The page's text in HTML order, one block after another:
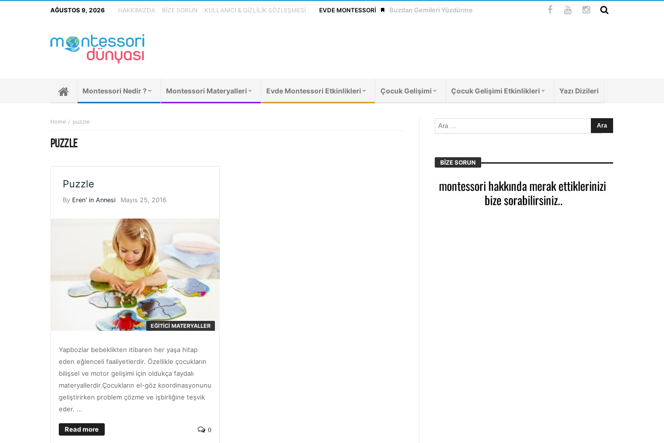
AĞUSTOS 9, 2026 HAKKIMIZDA BIZE SORUN KULLANICI & GIZLILIK SÖZLEŞMESI EVDE MONTESSORI Buzdan Gemileri Yüzdürme
Montessori Nedir ? Montessori Materyalleri Evde Montessori Etkinlikleri Çocuk Gelişimi Çocuk Gelişimi Etkinlikleri Yazı Dizileri
Home puzzle
PUZZLE
Puzzle
By Eren' in Annesi Mayıs 25, 2016
EĞITICI MATERYALLER
Yapbozlar bebeklikten itibaren her yaşa hitap
eden eğlenceli faaliyetlerdir. Özellikle çocukların
bilişsel ve motor gelişimi için oldukça faydalı
materyallerdir.Çocukların el-göz koordinasyonunu
geliştirirken problem çözme ve işbirliğine teşvik
eder. ...
Read more 0
BIZE SORUN